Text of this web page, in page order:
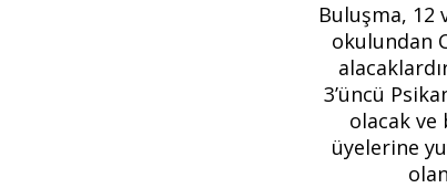
Buluşma, 12
okulundan
3’üncü
olacak ve
üyelerine